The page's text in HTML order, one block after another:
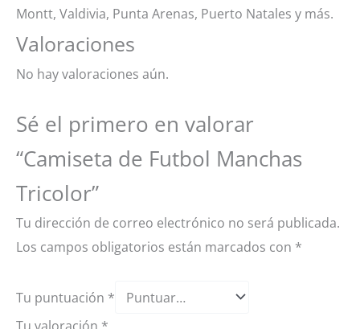
Montt, Valdivia, Punta Arenas, Puerto Natales y más.
Valoraciones
No hay valoraciones aún.
Sé el primero en valorar
“Camiseta de Futbol Manchas
Tricolor”
Tu dirección de correo electrónico no será publicada.
Los campos obligatorios están marcados con *
Tu puntuación *